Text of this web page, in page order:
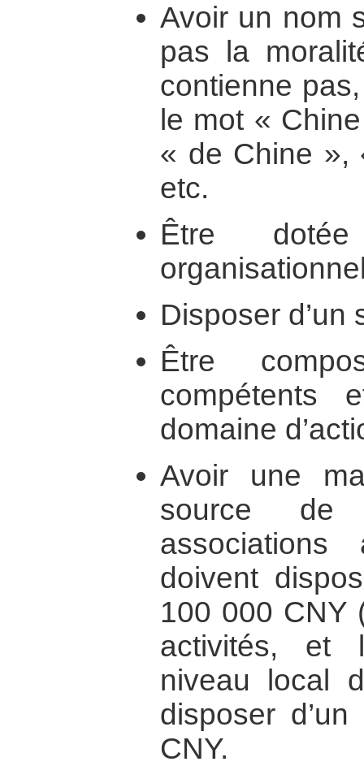
Avoir un nom
pas la
contienne
le mot «
« de Chine »,
etc.
Être
Disposer d’un
Être
compétents
domaine
Avoir une
source de
doivent
100 000 CNY
activités, et
niveau local
disposer
CNY.